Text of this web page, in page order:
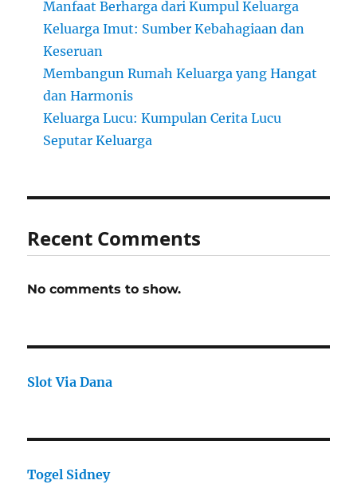
Manfaat Berharga dari Kumpul Keluarga
Keluarga Imut: Sumber Kebahagiaan dan
Keseruan
Membangun Rumah Keluarga yang Hangat
dan Harmonis
Keluarga Lucu: Kumpulan Cerita Lucu
Seputar Keluarga
Recent Comments
No comments to show.
Slot Via Dana
Togel Sidney